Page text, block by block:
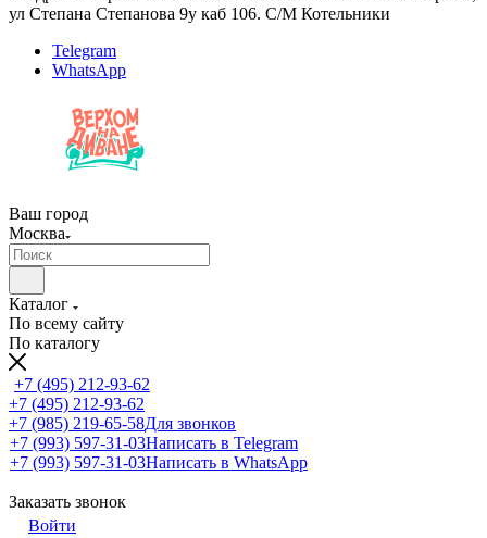
ул Степана Степанова 9у каб 106. С/М Котельники
Telegram
WhatsApp
Ваш город
Москва
Каталог
По всему сайту
По каталогу
+7 (495) 212-93-62
+7 (495) 212-93-62
+7 (985) 219-65-58Для звонков
+7 (993) 597-31-03Написать в Telegram
+7 (993) 597-31-03Написать в WhatsApp
Заказать звонок
Войти